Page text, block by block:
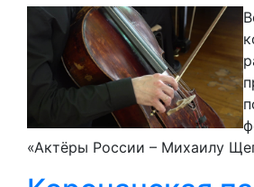
«Актёры России – Михаилу